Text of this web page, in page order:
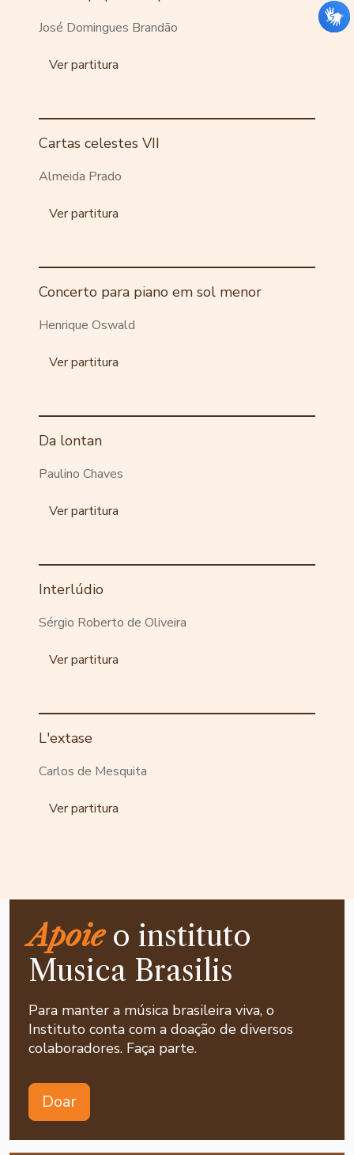
José Domingues Brandão
Ver partitura
Cartas celestes VII
Almeida Prado
Ver partitura
Concerto para piano em sol menor
Henrique Oswald
Ver partitura
Da lontan
Paulino Chaves
Ver partitura
Interlúdio
Sérgio Roberto de Oliveira
Ver partitura
L'extase
Carlos de Mesquita
Ver partitura
Apoieo instituto
Musica Brasilis
Para manter a música brasileira viva, o
Instituto conta com a doação de diversos
colaboradores. Faça parte.
Doar